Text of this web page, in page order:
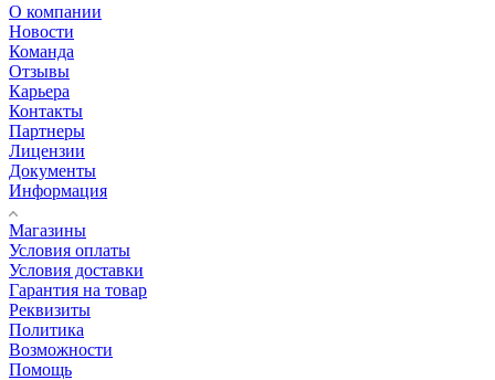
О компании
Новости
Команда
Отзывы
Карьера
Контакты
Партнеры
Лицензии
Документы
Информация
Магазины
Условия оплаты
Условия доставки
Гарантия на товар
Реквизиты
Политика
Возможности
Помощь